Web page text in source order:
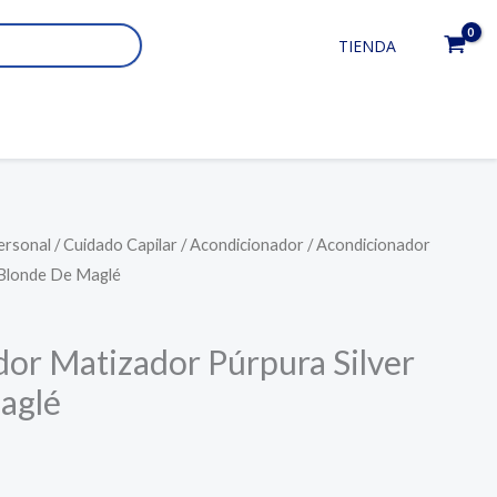
TIENDA
/Cuidado Capilar /Acondicionador / Acondicionador
De Maglé
Matizador Púrpura Silver